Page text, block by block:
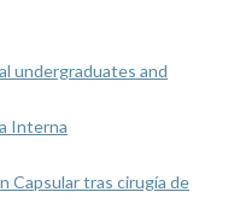
undergraduates and
Interna
Capsular tras cirugía de